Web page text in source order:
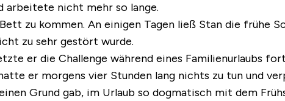
arbeitete nicht mehr so lange.
zu kommen. An einigen Tagen ließ Stan die frühe
zu sehr gestört wurde.
er die Challenge während eines Familienurlaubs
er morgens vier Stunden lang nichts zu tun und
Grund gab, im Urlaub so dogmatisch mit dem